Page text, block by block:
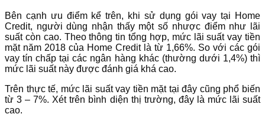
Bên cạnh ưu điểm kể trên, khi sử dụng gói vay tại Home
Credit, người dùng nhận thấy một số nhược điểm như lãi
suất còn cao. Theo thông tin tổng hợp, mức lãi suất vay tiền
mặt năm 2018 của Home Credit là từ 1,66%. So với các gói
vay tín chấp tại các ngân hàng khác (thường dưới 1,4%) thì
mức lãi suất này được đánh giá khá cao.
Trên thực tế, mức lãi suất vay tiền mặt tại đây cũng phổ biến
từ 3 – 7%. Xét trên bình diện thị trường, đây là mức lãi suất
cao.